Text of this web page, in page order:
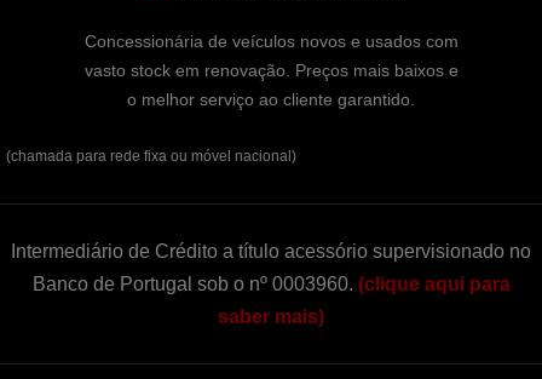
Concessionária de veículos novos e usados com
vasto stock em renovação. Preços mais baixos e
o melhor serviço ao cliente garantido.
(chamada para rede fixa ou móvel nacional)
Intermediário de Crédito a título acessório supervisionado no
Banco de Portugal sob o nº 0003960. (clique aqui para
saber mais)